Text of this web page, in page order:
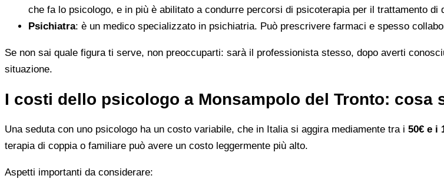
che fa lo psicologo, e in più è abilitato a condurre percorsi di psicoterapia per il trattamento di
Psichiatra: è un medico specializzato in psichiatria. Può prescrivere farmaci e spesso
Se non sai quale figura ti serve, non preoccuparti: sarà il professionista stesso, dopo averti
situazione.
I costi dello psicologo a Monsampolo del Tronto: cosa
Una seduta con uno psicologo ha un costo variabile, che in Italia si aggira mediamente tra i 50€ e i
terapia di coppia o familiare può avere un costo leggermente più alto.
Aspetti importanti da considerare: